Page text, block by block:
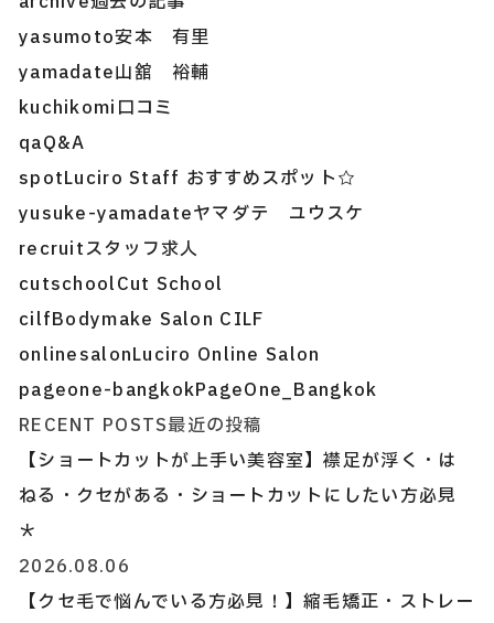
yasumoto安本 有里
yamadate山舘 裕輔
kuchikomi 口コミ
qaQ&A
spotLuciro Staff おすすめスポット☆
yusuke-yamadateヤマダテ ユウスケ
recruitスタッフ求人
cutschoolCut School
cilfBodymake Salon CILF
onlinesalonLuciro Online Salon
pageone-bangkokPageOne_Bangkok
RECENT POSTS最近の投稿
【ショートカットが上手い美容室】襟足が浮く・は
ねる・クセがある・ショートカットにしたい方必見
＊
2026.08.06
【クセ毛で悩んでいる方必見！】縮毛矯正・ストレー